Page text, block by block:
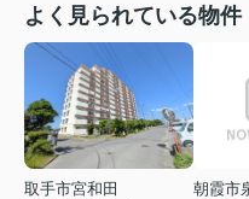
よく見られている物件
取手市宮和田
朝霞市